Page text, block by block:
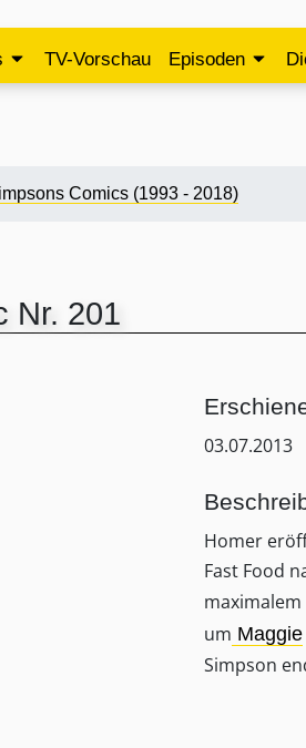
TV-Vorschau Episoden
Comics (1993 - 2018)
Nr. 201
03.07.2013
Homer
Fast Food
um Maggie
Simpson